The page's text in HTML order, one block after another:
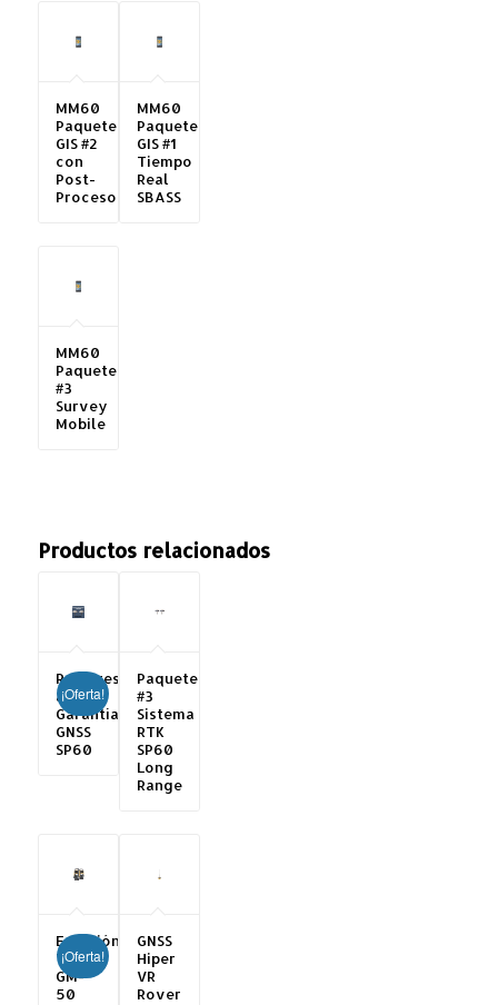
MM60
Paquete
GIS #2
con
Post-
Proceso
MM60
Paquete
GIS #1
Tiempo
Real
SBASS
MM60
Paquete
#3
Survey
Mobile
Productos relacionados
Reingreso
a
Garantía
GNSS
SP60
¡Oferta!
Paquete
#3
Sistema
RTK
SP60
Long
Range
Estación
Total
GM-
50
¡Oferta!
GNSS
Hiper
VR
Rover